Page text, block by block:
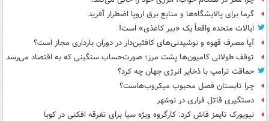
گرما برای پالایشگاه‌ها و منابع برق اروپا اضطرار آفرید
ایالات متحده واقعاً یک «ببر کاغذی» است!
آیا مصرف قهوه و نوشیدنی‌های کافئین‌دار در دوران بارداری مجاز است؟
توقف طولانی کامیون‌ها پشت مرز؛ صورت‌حساب سنگینی که به اقتصاد می‌رسد
حماقت ترامپ با ذخایر انرژی جهان چه کرد؟
چرا تابستان فصل محبوب میکروب‌هاست؟
دستگیری قاتل فراری در نوشهر
نیویورک تایمز فاش کرد: کارگروه ویژه سیا برای تفرقه افکنی در کوبا